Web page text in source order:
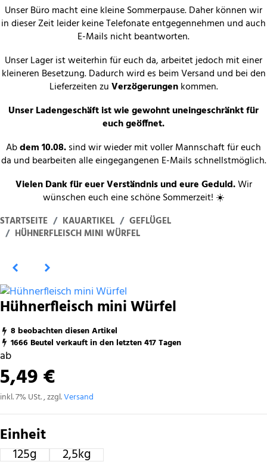
Unser Büro macht eine kleine Sommerpause. Daher können wir
in dieser Zeit leider keine Telefonate entgegennehmen und auch
E-Mails nicht beantworten.
Unser Lager ist weiterhin für euch da, arbeitet jedoch mit einer
kleineren Besetzung. Dadurch wird es beim Versand und bei den
Lieferzeiten zuVerzögerungenkommen.
Unser Ladengeschäft ist wie gewohnt uneingeschränkt für
euch geöffnet.
Abdem 10.08.sind wir wieder mit voller Mannschaft für euch
da und bearbeiten alle eingegangenen E-Mails schnellstmöglich.
Vielen Dank für euer Verständnis und eure Geduld.Wir
wünschen euch eine schöne Sommerzeit! ☀️
STARTSEITE KAUARTIKEL
GEFLÜGEL
HÜHNERFLEISCH MINI WÜRFEL
Hühnerfleisch mini Würfel
8 beobachten diesen Artikel
1666 Beutel verkauft in den letzten 417 Tagen
ab
5,49 €
inkl. 7% USt. , zzgl.Versand
Einheit
125g125g 2,5kg2,5kg